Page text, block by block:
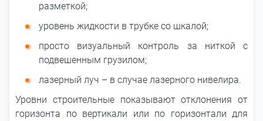
разметкой;
уровень жидкости в трубке со шкалой;
просто визуальный контроль за ниткой с
подвешенным грузилом;
лазерный луч – в случае лазерного нивелира.
Уровни строительные показывают отклонения от
горизонта по вертикали или по горизонтали для